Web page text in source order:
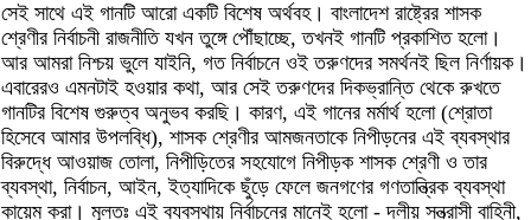
সেই সাথে এই গানটি আরো একটি বিশেষ অর্থবহ। বাংলাদেশ রাষ্ট্রের শাসক
শ্রেণীর নির্বাচনী রাজনীতি যখন তুঙ্গে পৌঁছাচ্ছে, তখনই গানটি প্রকাশিত হলো।
আর আমরা নিশ্চয় ভুলে যাইনি, গত নির্বাচনে ওই তরুণদের সমর্থনই ছিল নির্ণায়ক।
এবারেরও এমনটাই হওয়ার কথা, আর সেই তরুণদের দিকভ্রান্তি থেকে রুখতে
গানটির বিশেষ গুরুত্ব অনুভব করছি। কারণ, এই গানের মর্মার্থ হলো (শ্রোতা
হিসেবে আমার উপলব্ধি), শাসক শ্রেণীর আমজনতাকে নিপীড়নের এই ব্যবস্থার
বিরুদ্ধে আওয়াজ তোলা, নিপীড়িতের সহযোগে নিপীড়ক শাসক শ্রেণী ও তার
ব্যবস্থা, নির্বাচন, আইন, ইত্যাদিকে ছুঁড়ে ফেলে জনগণের গণতান্ত্রিক ব্যবস্থা
কায়েম করা। মূলতঃ এই ব্যবস্থায় নির্বাচনের মানেই হলো - দলীয় সন্ত্রাসী বাহিনী,